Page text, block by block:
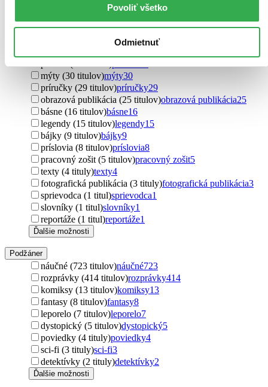
Povoliť všetko
Odmietnuť
romány (257 titulov)romány257
učebnice (161 titulov)učebnice161
poviedky (150 titulov)poviedky
mýty (30 titulov)mýty30
príručky (29 titulov)príručky29
obrazová publikácia (25 titulov)obrazová publikácia25
básne (16 titulov)básne16
legendy (15 titulov)legendy15
bájky (9 titulov)bájky9
príslovia (8 titulov)príslovia8
pracovný zošit (5 titulov)pracovný zošit5
texty (4 tituly)texty4
fotografická publikácia (3 tituly)fotografická publikácia3
sprievodca (1 titul)sprievodca1
slovníky (1 titul)slovníky1
reportáže (1 titul)reportáže1
Ďalšie možnosti
Podžáner
náučné (723 titulov)náučné723
rozprávky (414 titulov)rozprávky414
komiksy (13 titulov)komiksy13
fantasy (8 titulov)fantasy8
leporelo (7 titulov)leporelo7
dystopický (5 titulov)dystopický5
poviedky (4 tituly)poviedky4
sci-fi (3 tituly)sci-fi3
detektívky (2 tituly)detektívky2
Ďalšie možnosti